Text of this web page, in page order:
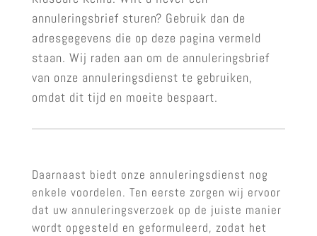
annuleringsbrief sturen? Gebruik dan de
adresgegevens die op deze pagina vermeld
staan. Wij raden aan om de annuleringsbrief
van onze annuleringsdienst te gebruiken,
omdat dit tijd en moeite bespaart.
Daarnaast biedt onze annuleringsdienst nog
enkele voordelen. Ten eerste zorgen wij ervoor
dat uw annuleringsverzoek op de juiste manier
wordt opgesteld en geformuleerd, zodat het